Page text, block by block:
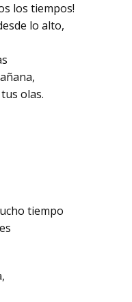
los tiempos!
lo alto,
olas.
tiempo